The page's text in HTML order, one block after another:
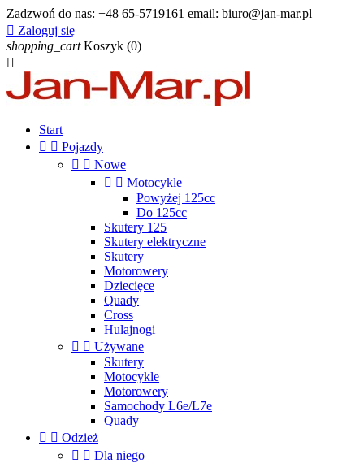
Zadzwoń do nas: +48 65-5719161 email: biuro@jan-mar.pl
 Zaloguj się
shopping_cart Koszyk (0)

Start
  Pojazdy
  Nowe
  Motocykle
Powyżej 125cc
Do 125cc
Skutery 125
Skutery elektryczne
Skutery
Motorowery
Dziecięce
Quady
Cross
Hulajnogi
  Używane
Skutery
Motocykle
Motorowery
Samochody L6e/L7e
Quady
  Odzież
  Dla niego